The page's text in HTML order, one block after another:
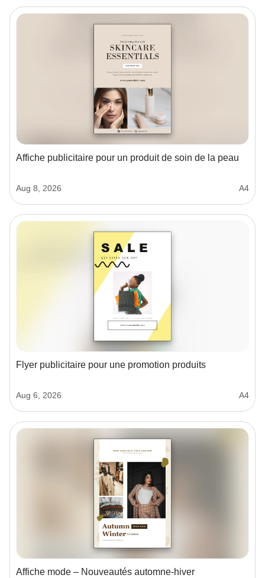
Affiche publicitaire pour un produit de soin de la peau
Aug 8, 2026 A4
Flyer publicitaire pour une promotion produits
Aug 6, 2026 A4
Affiche mode – Nouveautés automne-hiver